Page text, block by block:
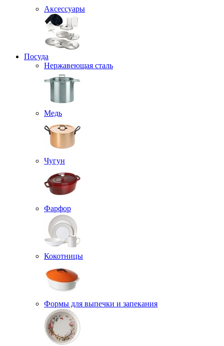
Аксессуары
Посуда
Нержавеющая сталь
Медь
Чугун
Фарфор
Кокотницы
Формы для выпечки и запекания